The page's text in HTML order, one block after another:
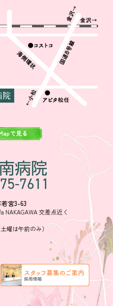
宮3-63
NAKAGAWA 交差点近く
曜は午前のみ）
で見る